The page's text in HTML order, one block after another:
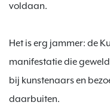
voldaan.
Het is erg jammer: de
manifestatie die
bij kunstenaars en
daarbuiten.